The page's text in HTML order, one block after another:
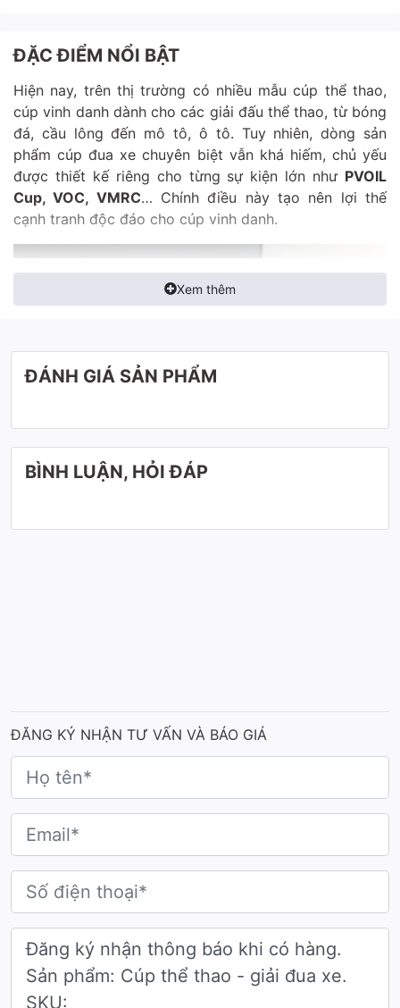
ĐẶC ĐIỂM NỔI BẬT
Hiện nay, trên thị trường có nhiều mẫu cúp thể thao,
cúp vinh danh dành cho các giải đấu thể thao, từ bóng
đá, cầu lông đến mô tô, ô tô. Tuy nhiên, dòng sản
phẩm cúp đua xe chuyên biệt vẫn khá hiếm, chủ yếu
được thiết kế riêng cho từng sự kiện lớn như PVOIL
Cup, VOC, VMRC… Chính điều này tạo nên lợi thế
cạnh tranh độc đáo cho cúp vinh danh.
Từ góc nhìn đầu tiên, chiếc cúp gây ấn tượng
mạnh với kiểu dáng mạnh mẽ, sang trọng. Hình
tượng vô-lăng vàng trên nền đen huyền bí được
tạo hình tinh tế, thể hiện sức mạnh và bản lĩnh
của người cầm lái.
Mỗi chiếc cúp thể thao đều được hoàn thiện tỉ mỉ,
mang tính cá nhân hóa cao, phù hợp cho các sự
kiện giải đua xe ô tô địa hình, giải đua mô tô, hay
các giải thưởng thể thao chuyên nghiệp.
Hơn cả một phần thưởng, cúp vinh danh là lời tri
Xem thêm
ĐÁNH GIÁ SẢN PHẨM
BÌNH LUẬN, HỎI ĐÁP
ĐĂNG KÝ NHẬN TƯ VẤN VÀ BÁO GIÁ